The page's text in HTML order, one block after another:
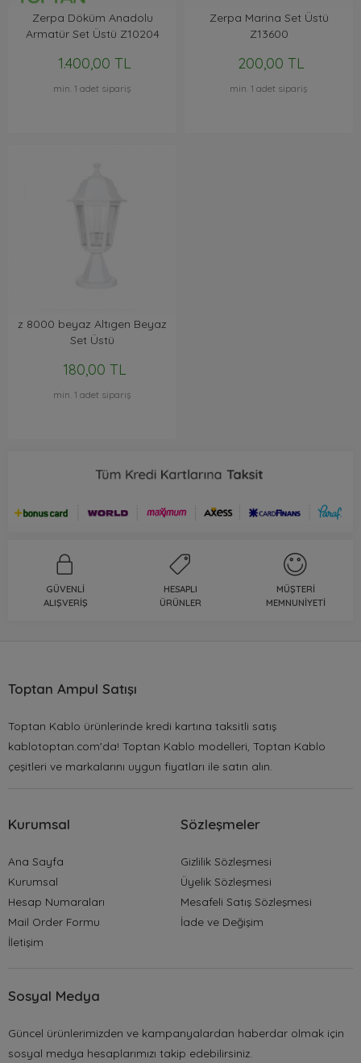
Zerpa Döküm Anadolu
Armatür Set Üstü Z10204
1.400,00 TL
min. 1 adet sipariş
Zerpa Marina Set Üstü
Z13600
200,00 TL
min. 1 adet sipariş
z 8000 beyaz Altıgen Beyaz
Set Üstü
180,00 TL
min. 1 adet sipariş
GÜVENLI
ALIŞVERIŞ
HESAPLI
ÜRÜNLER
MÜŞTERI
MEMNUNIYETI
Toptan Ampul Satışı
Toptan Kablo ürünlerinde kredi kartına taksitli satış
kablotoptan.com'da! Toptan Kablo modelleri, Toptan Kablo
çeşitleri ve markalarını uygun fiyatları ile satın alın.
Kurumsal
Ana Sayfa
Kurumsal
Hesap Numaraları
Mail Order Formu
İletişim
Sözleşmeler
Gizlilik Sözleşmesi
Üyelik Sözleşmesi
Mesafeli Satış Sözleşmesi
İade ve Değişim
Sosyal Medya
Güncel ürünlerimizden ve kampanyalardan haberdar olmak için
sosyal medya hesaplarımızı takip edebilirsiniz.